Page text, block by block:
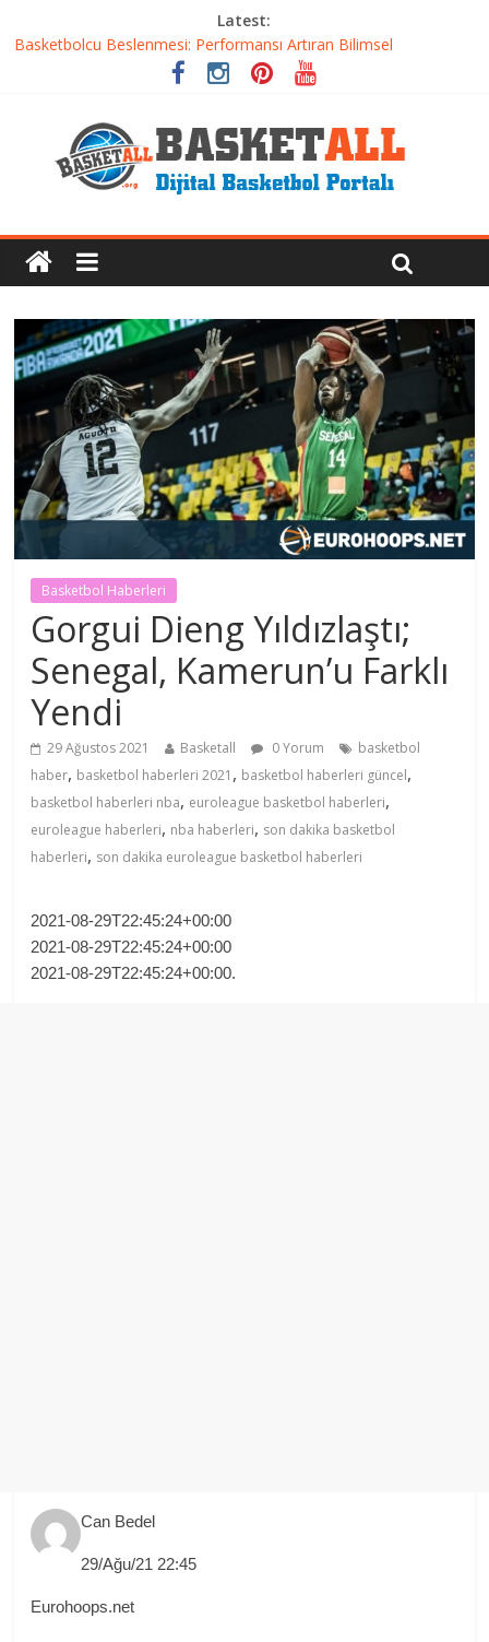
Latest:
Etkili Basketbol Antrenmanı Nasıl Olmalı
Basketbolcu Beslenmesi: Performansı Artıran Bilimsel
Iverson’dan Kyrie’e: Top Sürme Sanatının Dramatik Evrimi
Dünyanın En İyi Basketbol Takımı: Gerçek Şampiyon Kim?
Basketbol Haberleri
Gorgui Dieng Yıldızlaştı;
Senegal, Kamerun’u Farklı
Yendi
29 Ağustos 2021 Basketall 0 Yorum
basketbol
haber, basketbol haberleri 2021 , basketbol haberleri güncel,
basketbol haberleri nba, euroleague basketbol haberleri,
euroleague haberleri, nba haberleri, son dakika basketbol
haberleri, son dakika euroleague basketbol haberleri
2021-08-29T22:45:24+00:00
2021-08-29T22:45:24+00:00
2021-08-29T22:45:24+00:00.
Can Bedel
29/Ağu/21 22:45
Eurohoops.net